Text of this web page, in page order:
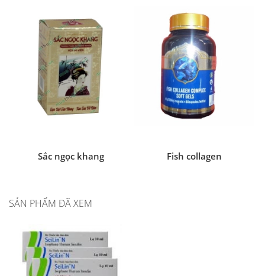
Sắc ngọc khang Fish collagen
SẢN PHẨM ĐÃ XEM